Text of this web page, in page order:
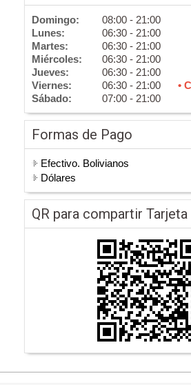
Domingo:
08:00 - 21:00
Lunes:
06:30 - 21:00
Martes:
06:30 - 21:00
Miércoles:
06:30 - 21:00
Jueves:
06:30 - 21:00
Viernes:
06:30 - 21:00
•
Sábado:
07:00 - 21:00
Formas de Pago
Efectivo. Bolivianos
Dólares
QR para compartir Tarjeta